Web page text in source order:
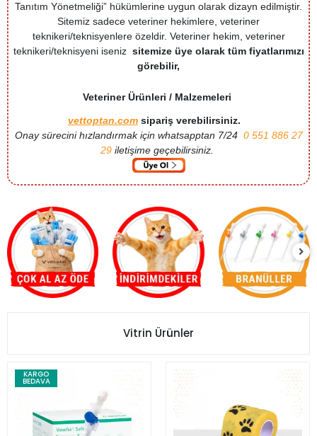
Tanıtım Yönetmeliği” hükümlerine uygun olarak dizayn edilmiştir.
Sitemiz sadece veteriner hekimlere, veteriner
teknikeri/teknisyenlere özeldir. Veteriner hekim, veteriner
teknikeri/teknisyeni iseniz sitemize üye olarak tüm fiyatlarımızı
görebilir,
Veteriner Ürünleri / Malzemeleri
vettoptan.com sipariş verebilirsiniz.
Onay sürecini hızlandırmak için whatsapptan 7/24 0 551 886 27
29 iletişime geçebilirsiniz.
Vitrin Ürünler
KARGO
BEDAVA